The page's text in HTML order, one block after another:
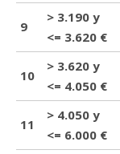
9
> 3.190 y
<= 3.620 €
10
> 3.620 y
<= 4.050 €
11
> 4.050 y
<= 6.000 €